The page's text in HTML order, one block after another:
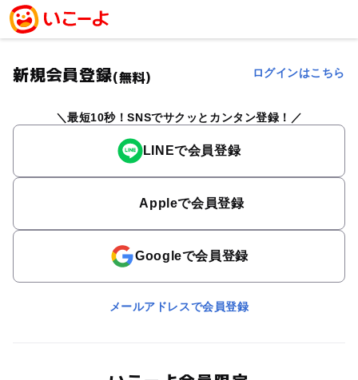
新規会員登録(無料) ログインはこちら
最短10秒！SNSでサクッとカンタン登録！
LINEで会員登録
Appleで会員登録
Googleで会員登録
メールアドレスで会員登録